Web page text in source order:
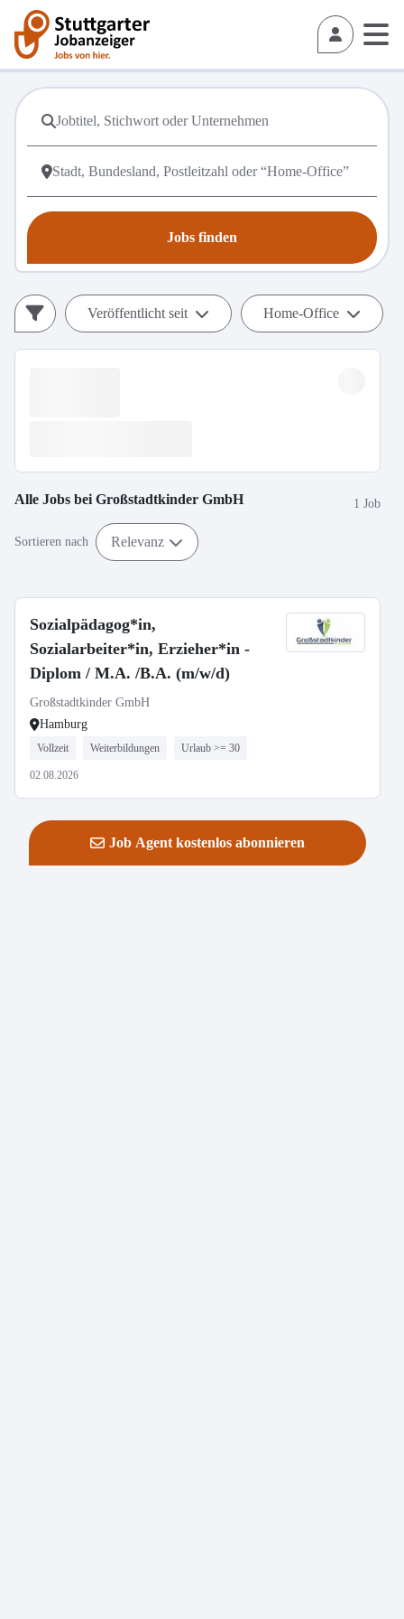
Jobs finden
Veröffentlicht seit Home-Office
Alle Jobs bei Großstadtkinder GmbH 1 Job
Sortieren nach Relevanz
Sozialpädagog*in,
Sozialarbeiter*in, Erzieher*in -
Diplom / M.A. /B.A. (m/w/d)
Großstadtkinder GmbH
Hamburg
Vollzeit Weiterbildungen Urlaub >= 30
02.08.2026
Job Agent kostenlos abonnieren